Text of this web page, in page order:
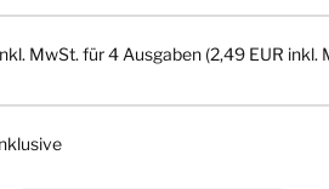
MwSt. für 4 Ausgaben (2,49 EUR inkl.